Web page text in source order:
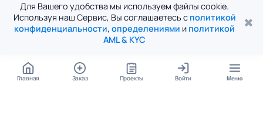
Для Вашего удобства мы используем файлы cookie.
Используя наш Сервис, Вы соглашаетесь с политикой
конфиденциальности, определениями и политикой
AML & KYC
✖
Главная Заказ Проекты Войти Меню